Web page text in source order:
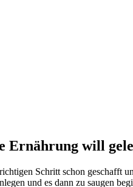
Ernährung will
Schritt schon geschafft
und es dann zu saugen